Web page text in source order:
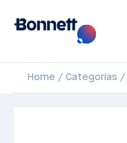
Home Categorías